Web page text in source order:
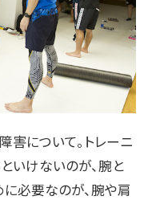
について。トレーニ
いけないのが、腕と
必要なのが、腕や肩